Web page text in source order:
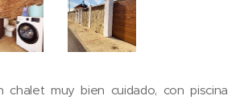
chalet muy bien cuidado, con piscina